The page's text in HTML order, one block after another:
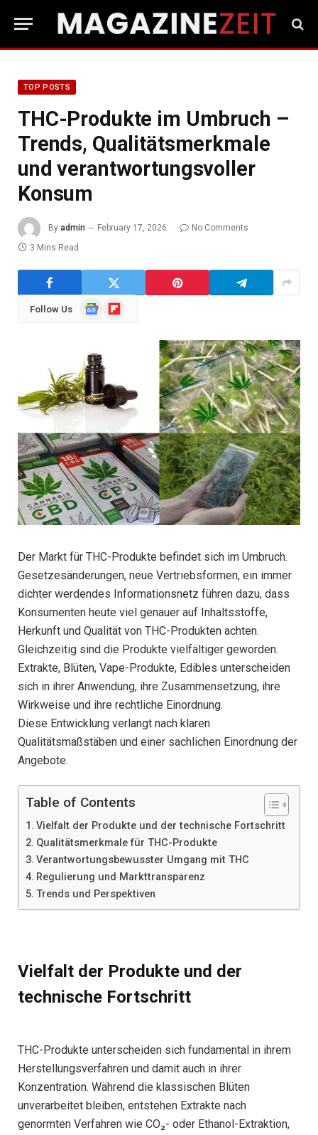
TOP POSTS
THC-Produkte im Umbruch –
Trends, Qualitätsmerkmale
und verantwortungsvoller
Konsum
By admin February 17, 2026
No Comments
3 Mins Read
Follow Us
GoogleFlipboard
Der Markt für THC-Produkte befindet sich im Umbruch.
Gesetzesänderungen, neue Vertriebsformen, ein immer
dichter werdendes Informationsnetz führen dazu, dass
Konsumenten heute viel genauer auf Inhaltsstoffe,
Herkunft und Qualität von THC-Produkten achten.
Gleichzeitig sind die Produkte vielfältiger geworden.
Extrakte, Blüten, Vape-Produkte, Edibles unterscheiden
sich in ihrer Anwendung, ihre Zusammensetzung, ihre
Wirkweise und ihre rechtliche Einordnung.
Diese Entwicklung verlangt nach klaren
Qualitätsmaßstäben und einer sachlichen Einordnung der
Angebote.
Table of Contents
Vielfalt der Produkte und der technische Fortschritt
Qualitätsmerkmale für THC-Produkte
Verantwortungsbewusster Umgang mit THC
Regulierung und Markttransparenz
Trends und Perspektiven
Vielfalt der Produkte und der
technische Fortschritt
THC-Produkte unterscheiden sich fundamental in ihrem
Herstellungsverfahren und damit auch in ihrer
Konzentration. Während die klassischen Blüten
unverarbeitet bleiben, entstehen Extrakte nach
genormten Verfahren wie CO₂- oder Ethanol-Extraktion,